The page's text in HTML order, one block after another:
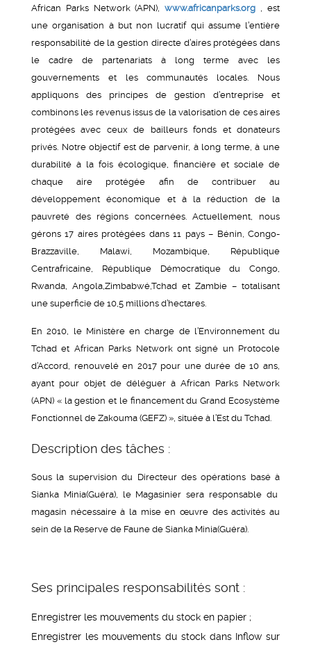
African Parks Network (APN),www.africanparks.org
, est
une organisation à but non lucratif qui assume l’entière
responsabilité de la gestion directe d’aires protégées dans
le cadre de partenariats à long terme avec les
gouvernements et les communautés locales. Nous
appliquons des principes de gestion d’entreprise et
combinons les revenus issus de la valorisation de ces aires
protégées avec ceux de bailleurs fonds et donateurs
privés. Notre objectif est de parvenir, à long terme, à une
durabilité à la fois écologique, financière et sociale de
chaque aire protégée afin de contribuer au
développement économique et à la réduction de la
pauvreté des régions concernées. Actuellement, nous
gérons 17 aires protégées dans 11 pays – Bénin, Congo-
Brazzaville, Malawi, Mozambique, République
Centrafricaine, République Démocratique du Congo,
Rwanda, Angola,Zimbabwé,Tchad et Zambie – totalisant
une superficie de 10,5 millions d’hectares.
En 2010, le Ministère en charge de l’Environnement du
Tchad et African Parks Network ont signé un Protocole
d’Accord, renouvelé en 2017 pour une durée de 10 ans,
ayant pour objet de déléguer à African Parks Network
(APN) « la gestion et le financement du Grand Ecosystème
Fonctionnel de Zakouma (GEFZ) », située à l’Est du Tchad.
Description des tâches :
Sous la supervision du Directeur des opérations basé à
Sianka Minia(Guéra), le Magasinier sera responsable du
magasin nécessaire à la mise en œuvre des activités au
sein de la Reserve de Faune de Sianka Minia(Guéra).
Ses principales responsabilités sont :
Enregistrer les mouvements du stock en papier ;
Enregistrer les mouvements du stock dans Inflow sur